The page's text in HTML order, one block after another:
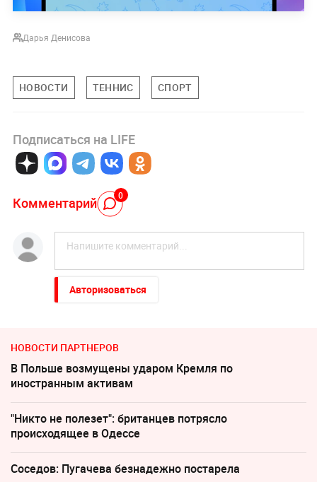
Дарья Денисова
НОВОСТИ ТЕННИС СПОРТ
Подписаться на LIFE
Комментарий 0
Авторизоваться
НОВОСТИ ПАРТНЕРОВ
В Польше возмущены ударом Кремля по
иностранным активам
"Никто не полезет": британцев потрясло
происходящее в Одессе
Соседов: Пугачева безнадежно постарела